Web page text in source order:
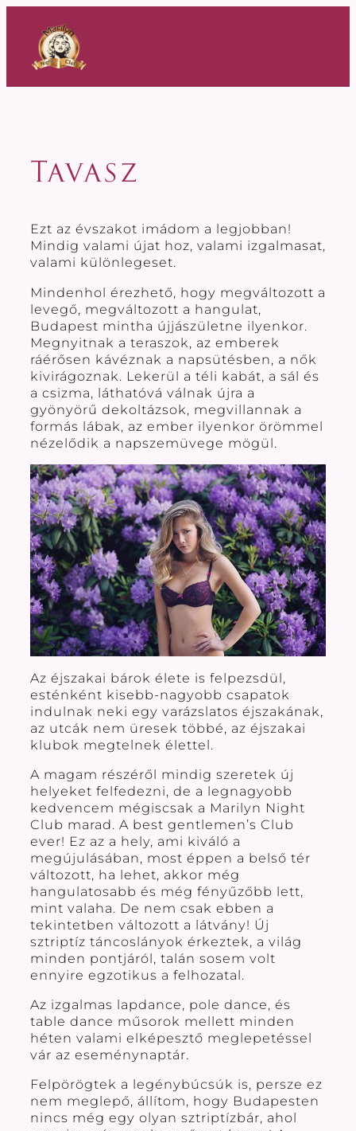
tartalomhoz
Tavasz
Ezt az évszakot imádom a legjobban!
Mindig valami újat hoz, valami izgalmasat,
valami különlegeset.
Mindenhol érezhető, hogy megváltozott a
levegő, megváltozott a hangulat,
Budapest mintha újjászületne ilyenkor.
Megnyitnak a teraszok, az emberek
ráérősen kávéznak a napsütésben, a nők
kivirágoznak. Lekerül a téli kabát, a sál és
a csizma, láthatóvá válnak újra a
gyönyörű dekoltázsok, megvillannak a
formás lábak, az ember ilyenkor örömmel
nézelődik a napszemüvege mögül.
Az éjszakai bárok élete is felpezsdül,
esténként kisebb-nagyobb csapatok
indulnak neki egy varázslatos éjszakának,
az utcák nem üresek többé, az éjszakai
klubok megtelnek élettel.
A magam részéről mindig szeretek új
helyeket felfedezni, de a legnagyobb
kedvencem mégiscsak a Marilyn Night
Club marad. A best gentlemen’s Club
ever! Ez az a hely, ami kiváló a
megújulásában, most éppen a belső tér
változott, ha lehet, akkor még
hangulatosabb és még fényűzőbb lett,
mint valaha. De nem csak ebben a
tekintetben változott a látvány! Új
sztriptíz táncoslányok érkeztek, a világ
minden pontjáról, talán sosem volt
ennyire egzotikus a felhozatal.
Az izgalmas lapdance, pole dance, és
table dance műsorok mellett minden
héten valami elképesztő meglepetéssel
vár az eseménynaptár.
Felpörögtek a legénybúcsúk is, persze ez
nem meglepő, állítom, hogy Budapesten
nincs még egy olyan sztriptízbár, ahol